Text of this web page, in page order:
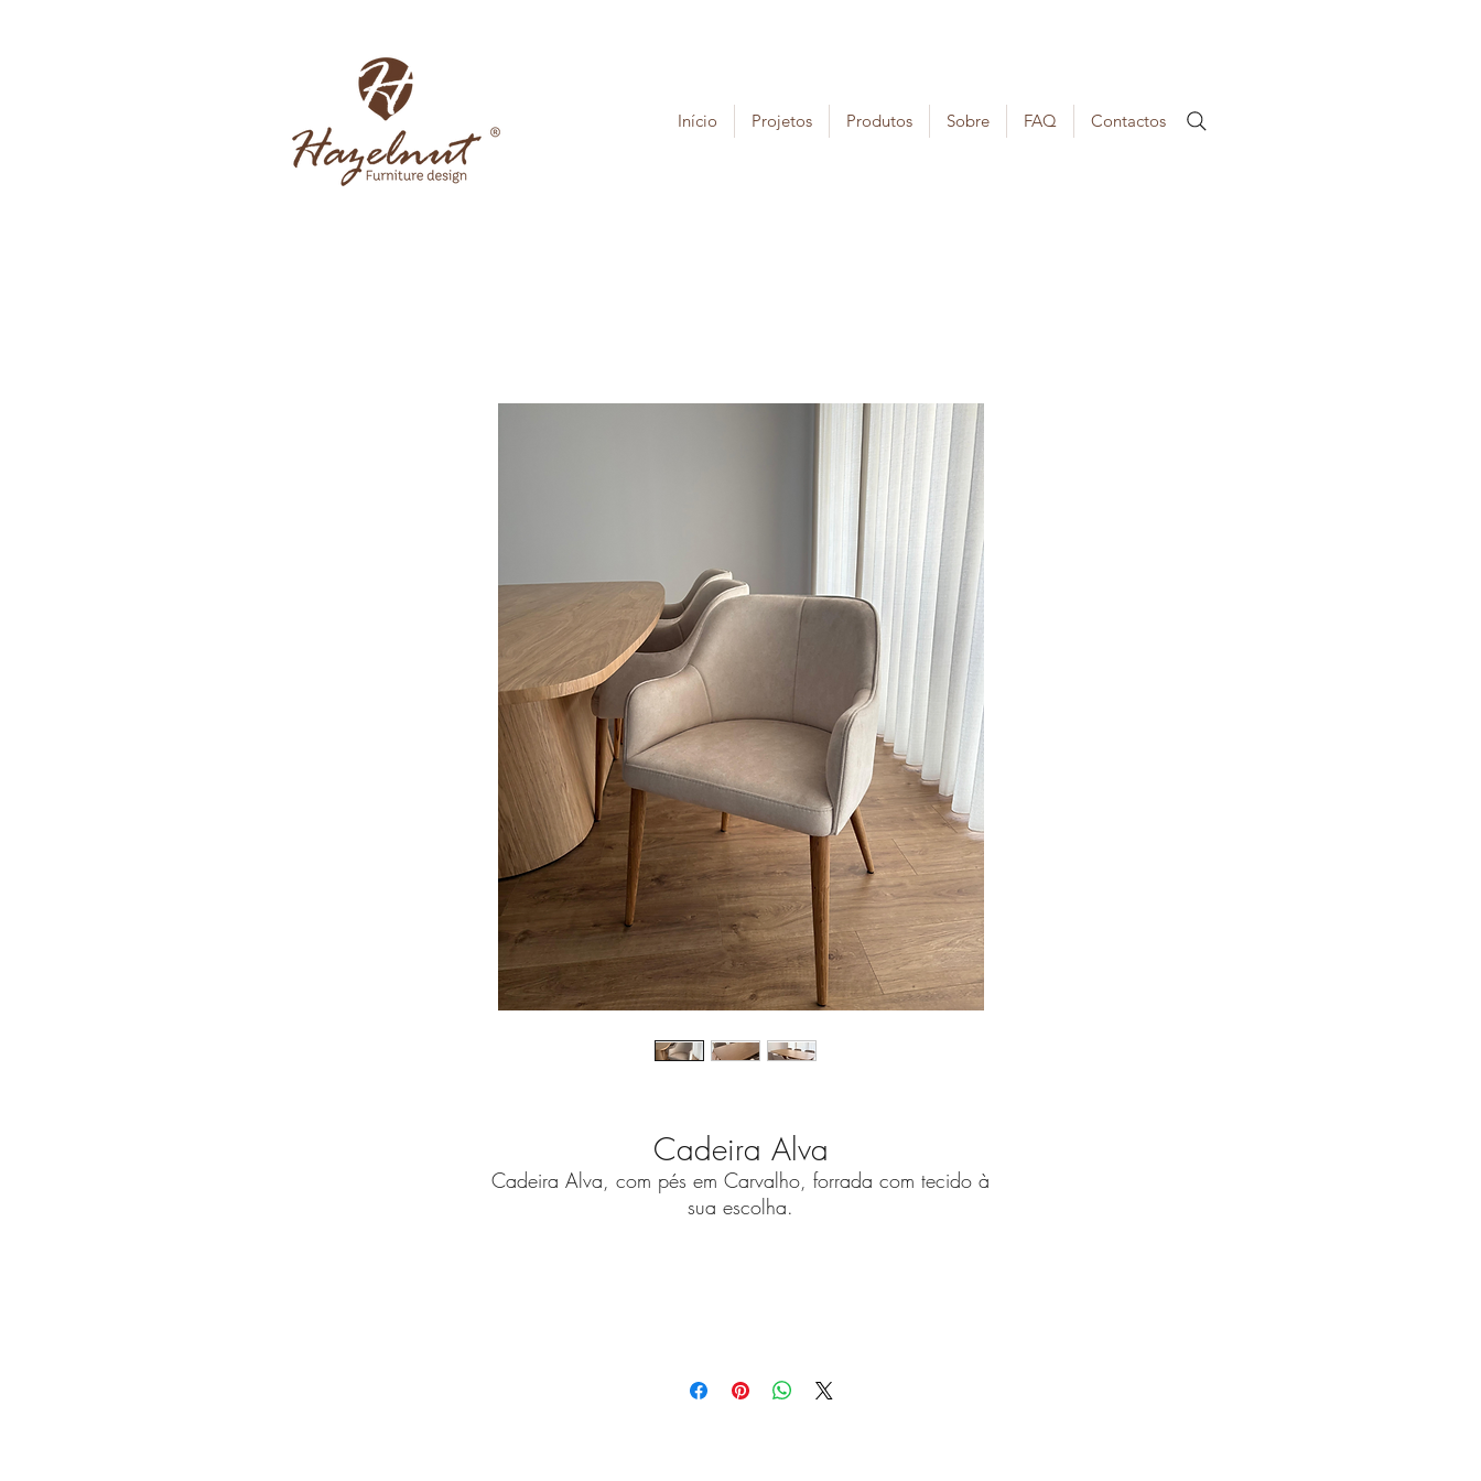
Início Projetos Produtos Sobre FAQ Contactos
Cadeira Alva
Cadeira Alva, com pés em Carvalho, forrada com tecido à
sua escolha.